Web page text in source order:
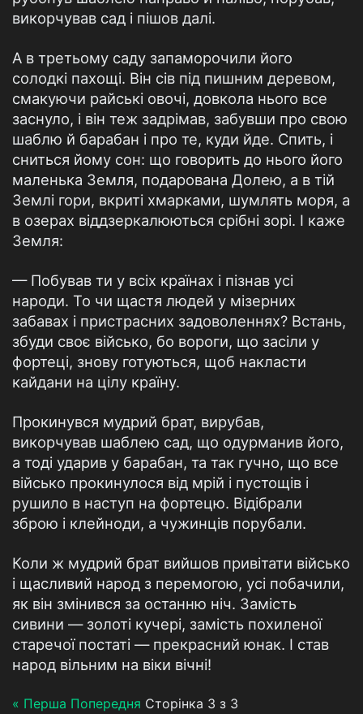
викорчував сад і пішов далі.
А в третьому саду запаморочили його
солодкі пахощі. Він сів під пишним деревом,
смакуючи райські овочі, довкола нього все
заснуло, і він теж задрімав, забувши про свою
шаблю й барабан і про те, куди йде. Спить, і
сниться йому сон: що говорить до нього його
маленька Земля, подарована Долею, а в тій
Землі гори, вкриті хмарками, шумлять моря, а
в озерах віддзеркалюються срібні зорі. І каже
Земля:
— Побував ти у всіх країнах і пізнав усі
народи. То чи щастя людей у мізерних
забавах і пристрасних задоволеннях? Встань,
збуди своє військо, бо вороги, що засіли у
фортеці, знову готуються, щоб накласти
кайдани на цілу країну.
Прокинувся мудрий брат, вирубав,
викорчував шаблею сад, що одурманив його,
а тоді ударив у барабан, та так гучно, що все
військо прокинулося від мрій і пустощів і
рушило в наступ на фортецю. Відібрали
зброю і клейноди, а чужинців порубали.
Коли ж мудрий брат вийшов привітати військо
і щасливий народ з перемогою, усі побачили,
як він змінився за останню ніч. Замість
сивини — золоті кучері, замість похиленої
старечої постаті — прекрасний юнак. І став
народ вільним на віки вічні!
« Перша Попередня Сторінка 3 з 3